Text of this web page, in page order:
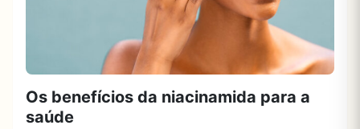
Os benefícios da niacinamida para a
saúde